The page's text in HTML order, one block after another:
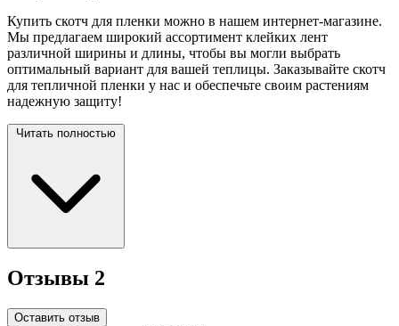
Купить скотч для пленки можно в нашем интернет-магазине.
Мы предлагаем широкий ассортимент клейких лент
различной ширины и длины, чтобы вы могли выбрать
оптимальный вариант для вашей теплицы. Заказывайте скотч
для тепличной пленки у нас и обеспечьте своим растениям
надежную защиту!
Читать полностью
Отзывы 2
Оставить отзыв